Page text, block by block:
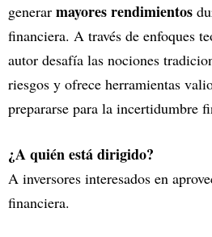
generar mayores rendimientos
financiera. A través de enfoques
autor desafía las nociones
riesgos y ofrece herramientas
prepararse para la incertidumbre
¿A quién está dirigido?
A inversores interesados en
financiera.